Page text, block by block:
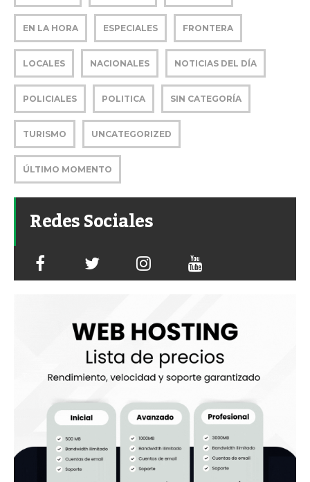
EN LA HORA ESPECIALES FRONTERA
LOCALES NACIONALES NOTICIAS DEL DÍA
POLICIALES POLITICA SIN CATEGORÍA
TURISMO UNCATEGORIZED
ÚLTIMO MOMENTO
Redes Sociales